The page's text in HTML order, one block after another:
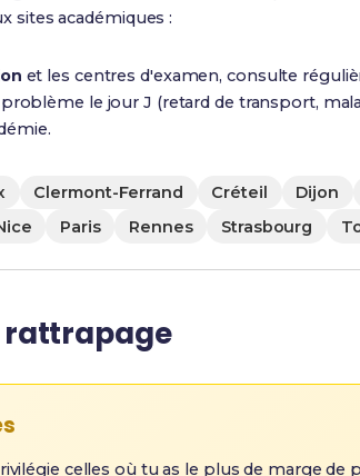
sites académiques :
et les centres d'examen, consulte
le jour J (retard de transport,
Clermont-Ferrand Créteil Dijon
Paris Rennes Strasbourg
rattrapage
celles où tu as le plus de marge de